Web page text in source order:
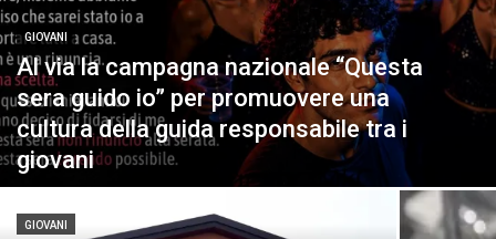
GIOVANI
Al via la campagna nazionale “Questa
sera guido io” per promuovere una
cultura della guida responsabile tra i
giovani
GIOVANI